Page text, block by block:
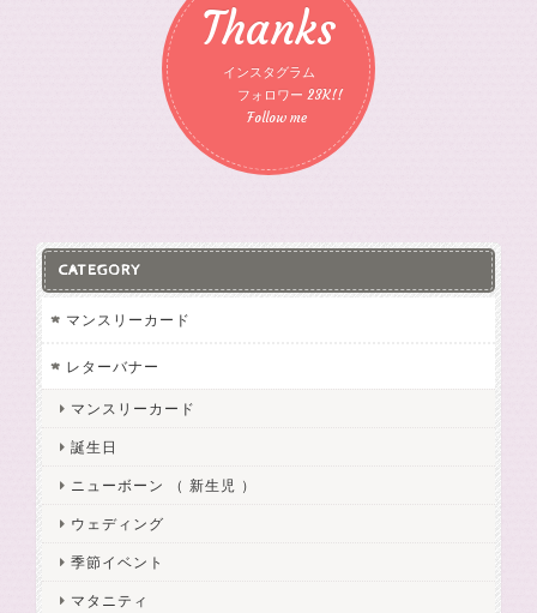
Thanks
インスタグラム
フォロワー 23K!!
Follow me
CATEGORY
マンスリーカード
レターバナー
マンスリーカード
誕生日
ニューボーン （ 新生児 ）
ウェディング
季節イベント
マタニティ